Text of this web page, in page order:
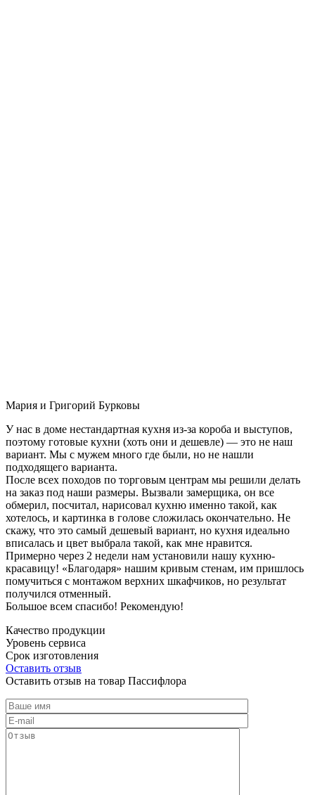
Мария и Григорий Бурковы
У нас в доме нестандартная кухня из-за короба и выступов,
поэтому готовые кухни (хоть они и дешевле) — это не наш
вариант. Мы с мужем много где были, но не нашли
подходящего варианта.
После всех походов по торговым центрам мы решили делать
на заказ под наши размеры. Вызвали замерщика, он все
обмерил, посчитал, нарисовал кухню именно такой, как
хотелось, и картинка в голове сложилась окончательно. Не
скажу, что это самый дешевый вариант, но кухня идеально
вписалась и цвет выбрала такой, как мне нравится.
Примерно через 2 недели нам установили нашу кухню-
красавицу! «Благодаря» нашим кривым стенам, им пришлось
помучиться с монтажом верхних шкафчиков, но результат
получился отменный.
Большое всем спасибо! Рекомендую!
Качество продукции
Уровень сервиса
Срок изготовления
Оставить отзыв
Оставить отзыв на товар Пассифлора